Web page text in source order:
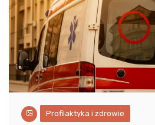
Profilaktyka i zdrowie